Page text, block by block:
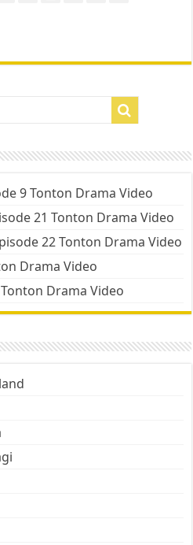
9 Tonton Drama Video
21 Tonton Drama Video
22 Tonton Drama Video
Drama Video
Drama Video